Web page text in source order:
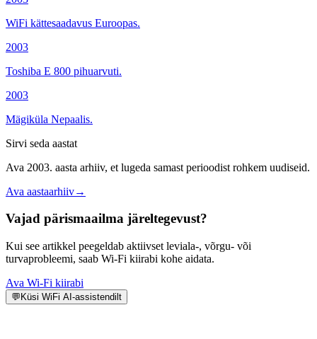
WiFi kättesaadavus Euroopas.
2003
Toshiba E 800 pihuarvuti.
2003
Mägiküla Nepaalis.
Sirvi seda aastat
Ava 2003. aasta arhiiv, et lugeda samast perioodist rohkem uudiseid.
Ava aastaarhiiv→
Vajad pärismaailma järeltegevust?
Kui see artikkel peegeldab aktiivset leviala-, võrgu- või
turvaprobleemi, saab Wi-Fi kiirabi kohe aidata.
Ava Wi-Fi kiirabi
💬 Küsi WiFi AI-assistendilt